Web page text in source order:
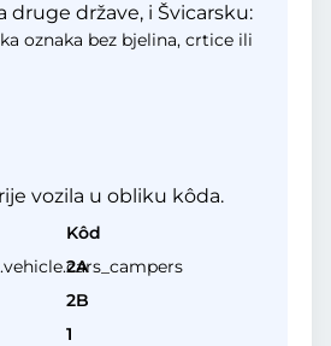
druge države, i Švicarsku:
oznaka bez bjelina, crtice ili
vozila u obliku kôda.
Kôd
2A
2B
1